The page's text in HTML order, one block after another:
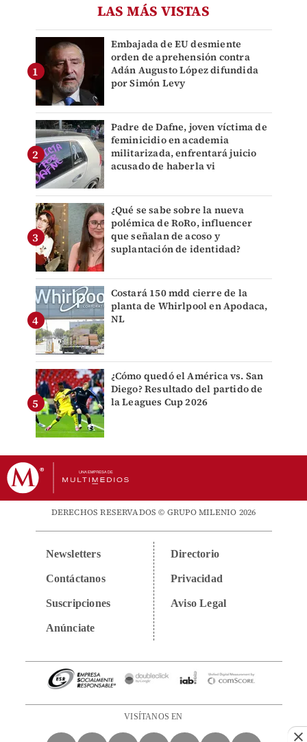
LAS MÁS VISTAS
Embajada de EU desmiente
orden de aprehensión contra
Adán Augusto López difundida
por Simón Levy
Padre de Dafne, joven víctima de
feminicidio en academia
militarizada, enfrentará juicio
acusado de haberla vi
¿Qué se sabe sobre la nueva
polémica de RoRo, influencer
que señalan de acoso y
suplantación de identidad?
Costará 150 mdd cierre de la
planta de Whirlpool en Apodaca,
NL
¿Cómo quedó el América vs. San
Diego? Resultado del partido de
la Leagues Cup 2026
DERECHOS RESERVADOS © GRUPO MILENIO 2026
Newsletters
Contáctanos
Suscripciones
Anúnciate
Directorio
Privacidad
Aviso Legal
VISÍTANOS EN